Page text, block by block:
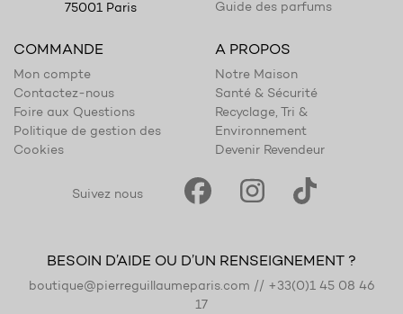
75001 Paris
Guide des parfums
COMMANDE
Mon compte
Contactez-nous
Foire aux Questions
Politique de gestion des
Cookies
A PROPOS
Notre Maison
Santé & Sécurité
Recyclage, Tri &
Environnement
Devenir Revendeur
Suivez nous
BESOIN D’AIDE OU D’UN RENSEIGNEMENT ?
boutique@pierreguillaumeparis.com // +33(0)1 45 08 46
17